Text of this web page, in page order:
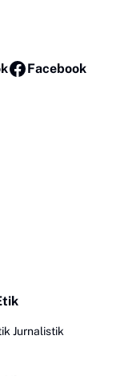
Facebook
Jurnalistik